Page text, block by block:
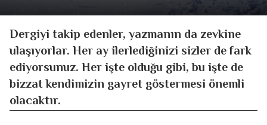
Dergiyi takip edenler, yazmanın da zevkine
ulaşıyorlar. Her ay ilerlediğinizi sizler de fark
ediyorsunuz. Her işte olduğu gibi, bu işte de
bizzat kendimizin gayret göstermesi önemli
olacaktır.